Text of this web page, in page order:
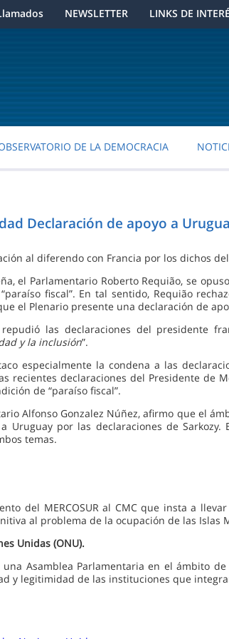
NEWSLETTER LINKS DE
DE LA DEMOCRACIA
Declaración de apoyo a
al diferendo con Francia por los dichos
el Parlamentario Roberto Requião, se
fiscal”. En tal sentido, Requião
el Plenario presente una declaración de
las declaraciones del presidente
y la inclusión”.
especialmente la condena a las
recientes declaraciones del Presidente de
de “paraíso fiscal”.
Alfonso Gonzalez Núñez, afirmo que el
por las declaraciones de
temas.
del MERCOSUR al CMC que insta a
al problema de la ocupación de las Islas
Unidas (ONU).
Asamblea Parlamentaria en el ámbito
y legitimidad de las instituciones que